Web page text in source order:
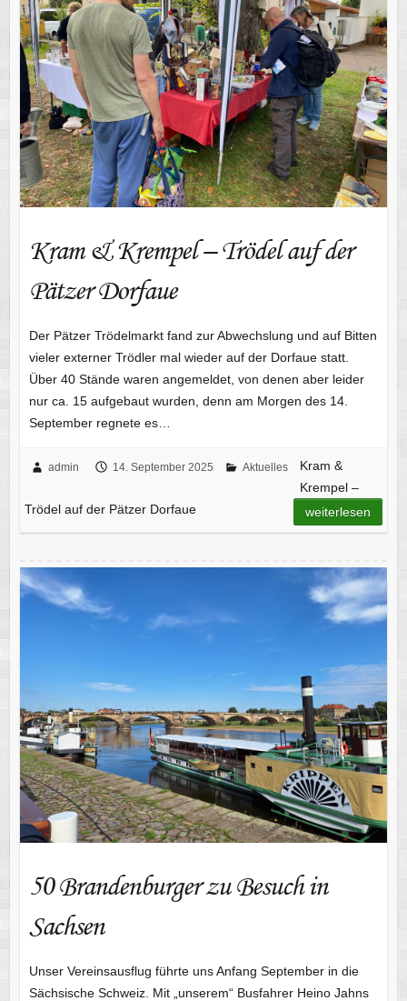
Kram & Krempel – Trödel auf der
Pätzer Dorfaue
Der Pätzer Trödelmarkt fand zur Abwechslung und auf Bitten
vieler externer Trödler mal wieder auf der Dorfaue statt.
Über 40 Stände waren angemeldet, von denen aber leider
nur ca. 15 aufgebaut wurden, denn am Morgen des 14.
September regnete es…
admin 14. September 2025 Aktuelles
Kram &
Krempel –
Trödel auf der Pätzer Dorfaue
weiterlesen
50 Brandenburger zu Besuch in Sachsen
50 Brandenburger zu Besuch in
Sachsen
Unser Vereinsausflug führte uns Anfang September in die
Sächsische Schweiz. Mit „unserem“ Busfahrer Heino Jahns